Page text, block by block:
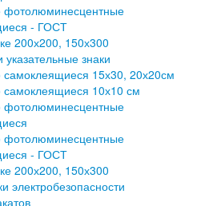
фотолюминесцентные
- ГОСТ
200х200, 150х300
знаки
самоклеящиеся 15х30, 20х20см
самоклеящиеся 10х10 см
фотолюминесцентные
фотолюминесцентные
- ГОСТ
200х200, 150х300
электробезопасности